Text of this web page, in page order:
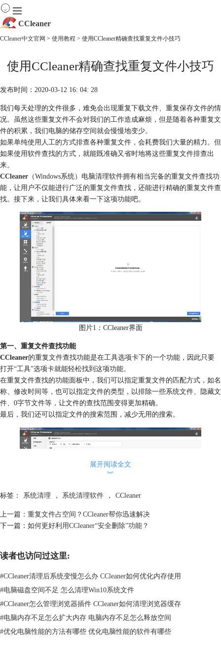
CCleaner
产品
服务
CCleaner中文官网 > 使用教程 > 使用CCleaner精确查找重复文件小技巧
使用CCleaner精确查找重复文件小技巧
发布时间：2020-03-12 16: 04: 28
我们每天处理的文件很多，难免会出现重复下载文件、重复保存文件的情
况。虽然这些重复文件不会对我们的工作造成麻烦，但是随着各种重复文
件的积累，我们电脑的储存空间就会慢慢地变少。
如果单纯使用人工的方式排查各种重复文件，会耗费我们大量的精力。但
如果使用软件查找的方式，就能既准确又省时地将这些重复文件排查出
来。
CCleaner （Windows系统）电脑清理软件拥有相当完备的重复文件查找功
能，让用户不仅能进行广泛的重复文件查找，还能进行精确的重复文件查
找。接下来，让我们具体来看一下这项功能吧。
图片1：CCleaner界面
第一、重复文件查找功能
CCleaner的重复文件查找功能是在工具选项卡下的一个功能，因此只要
打开“工具”选项卡就能轻松找到这项功能。
在重复文件查找的功能面板中，我们可以指定重复文件的匹配方式，如名
称、修改时间等，也可以指定文件的类型，以排除一些系统文件、隐藏文
件、0字节文件等，让文件的查找范围变得更加精确。
最后，我们还可以指定文件的搜索范围，减少无用的搜索。
第二、设定查找条件
我们以下图为例，设定了一个在D盘的重复文件搜索任务。在此搜索任务
改日期作为主要的匹配方式。
展开阅读全文
︾
标签： 系统清理 ， 系统清理软件 ， CCleaner
上一篇： 重复文件占空间？CCleaner帮你迅速解决
下一篇： 如何更好利用CCleaner“安全删除”功能？
读者也访问过这里:
#CCleaner清理后系统变慢怎么办 CCleaner如何优化内存使用
#电脑磁盘空间不足 怎么清理Win10系统文件
#CCleaner怎么管理浏览器插件 CCleaner如何清理浏览器缓存
#电脑内存不足怎么扩大内存 电脑内存不足怎么释放空间
#优化电脑性能的方法有哪些 优化电脑性能的软件有哪些